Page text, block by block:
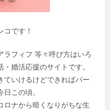
コです！
ラフィフ 等々呼び方はいろ
婚活応援のサイトです。
ていけるけどできればパー
この頃。
ロナから暗くなりがちな生